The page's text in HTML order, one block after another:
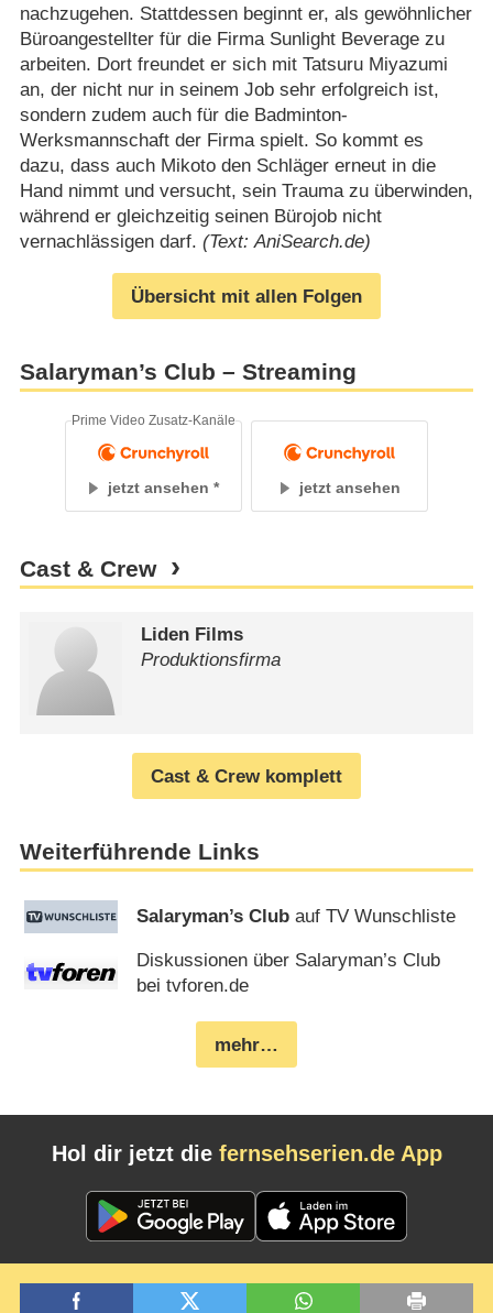
nachzugehen. Stattdessen beginnt er, als gewöhnlicher
Büroangestellter für die Firma Sunlight Beverage zu
arbeiten. Dort freundet er sich mit Tatsuru Miyazumi
an, der nicht nur in seinem Job sehr erfolgreich ist,
sondern zudem auch für die Badminton-
Werksmannschaft der Firma spielt. So kommt es
dazu, dass auch Mikoto den Schläger erneut in die
Hand nimmt und versucht, sein Trauma zu überwinden,
während er gleichzeitig seinen Bürojob nicht
vernachlässigen darf. (Text: AniSearch.de)
Übersicht mit allen Folgen
Salaryman’s Club – Streaming
jetzt ansehen
Prime Video Zusatz-Kanäle
jetzt ansehen
Cast & Crew
Liden Films
Produktionsfirma
Cast & Crew komplett
Weiterführende Links
Salaryman’s Club auf TV Wunschliste
Diskussionen über Salaryman’s Club
bei tvforen.de
mehr…
Hol dir jetzt die fernsehserien.de App